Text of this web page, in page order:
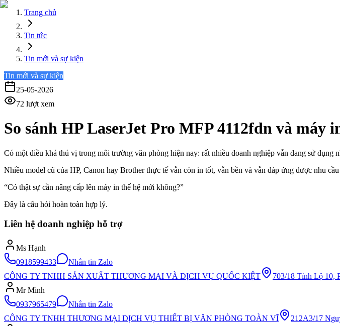
Trang chủ
Tin tức
Tin mới và sự kiện
Tin mới và sự kiện
25-05-2026
72 lượt xem
So sánh HP LaserJet Pro MFP 4112fdn và máy
Có một điều khá thú vị trong môi trường văn phòng hiện nay: rất nhiều doanh nghiệp vẫn đang sử dụng
Nhiều model cũ của HP, Canon hay Brother thực tế vẫn còn in tốt, vẫn bền và vẫn đáp ứng được nhu
“Có thật sự cần nâng cấp lên máy in thế hệ mới không?”
Đây là câu hỏi hoàn toàn hợp lý.
Liên hệ doanh nghiệp hỗ trợ
Ms Hạnh
0918599433
Nhắn tin Zalo
CÔNG TY TNHH SẢN XUẤT THƯƠNG MẠI VÀ DỊCH VỤ QUỐC KIỆT
703/18 Tỉnh Lộ 10,
Mr Minh
0937965479
Nhắn tin Zalo
CÔNG TY TNHH THƯƠNG MẠI DỊCH VỤ THIẾT BỊ VĂN PHÒNG TOÀN VĨ
212A3/17